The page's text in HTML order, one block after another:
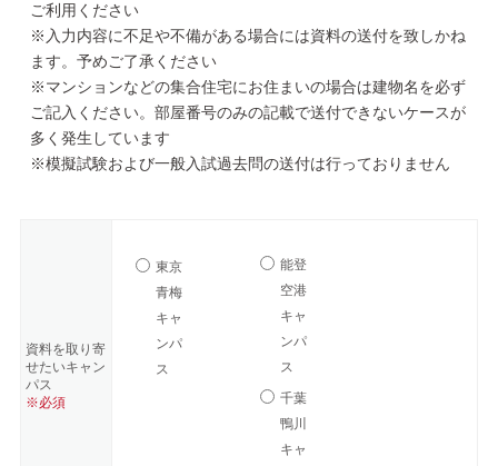
ご利用ください
※入力内容に不足や不備がある場合には資料の送付を致しかね
ます。予めご了承ください
※マンションなどの集合住宅にお住まいの場合は建物名を必ず
ご記入ください。部屋番号のみの記載で送付できないケースが
多く発生しています
※模擬試験および一般入試過去問の送付は行っておりません
資料を取り寄
せたいキャン
パス
※必須
東京
青梅
キャ
ンパ
ス
能登
空港
キャ
ンパ
ス
千葉
鴨川
キャ